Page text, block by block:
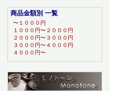
商品金額別 一覧
〜１０００円
１０００円〜２０００円
２０００円〜３０００円
３０００円〜４０００円
４０００円〜